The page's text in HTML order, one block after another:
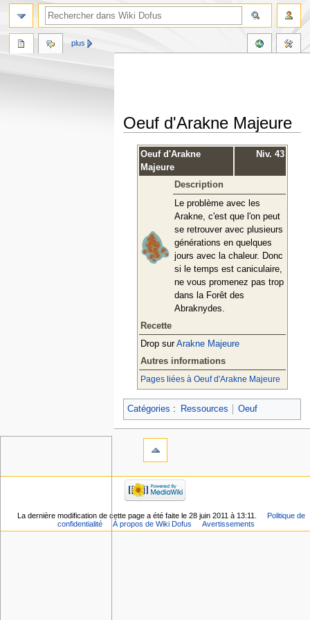
Oeuf d'Arakne Majeure
Oeuf d'Arakne
Majeure
Niv. 43
Description
Le problème avec les
Arakne, c'est que l'on peut
se retrouver avec plusieurs
générations en quelques
jours avec la chaleur. Donc
si le temps est caniculaire,
ne vous promenez pas trop
dans la Forêt des
Abraknydes.
Recette
Drop surArakne Majeure
Autres informations
Pages liées à Oeuf d'Arakne Majeure
Catégories : Ressources Oeuf
plus
La dernière modification de cette page a été faite le 28 juin 2011 à 13:11.
Politique de
confidentialité
À propos de Wiki Dofus Avertissements